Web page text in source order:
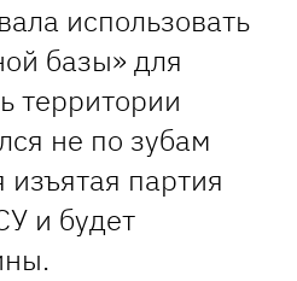
использовать
базы» для
территории
не по зубам
партия
и будет